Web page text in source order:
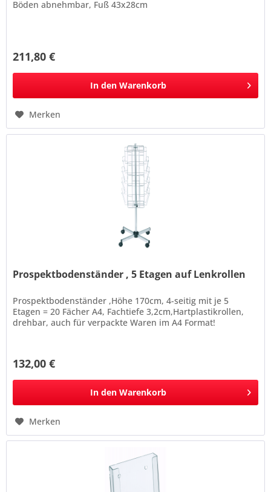
Böden abnehmbar, Fuß 43x28cm
211,80 €
In den Warenkorb
Merken
Prospektbodenständer , 5 Etagen auf Lenkrollen
Prospektbodenständer ,Höhe 170cm, 4-seitig mit je 5
Etagen = 20 Fächer A4, Fachtiefe 3,2cm,Hartplastikrollen,
drehbar, auch für verpackte Waren im A4 Format!
132,00 €
In den Warenkorb
Merken